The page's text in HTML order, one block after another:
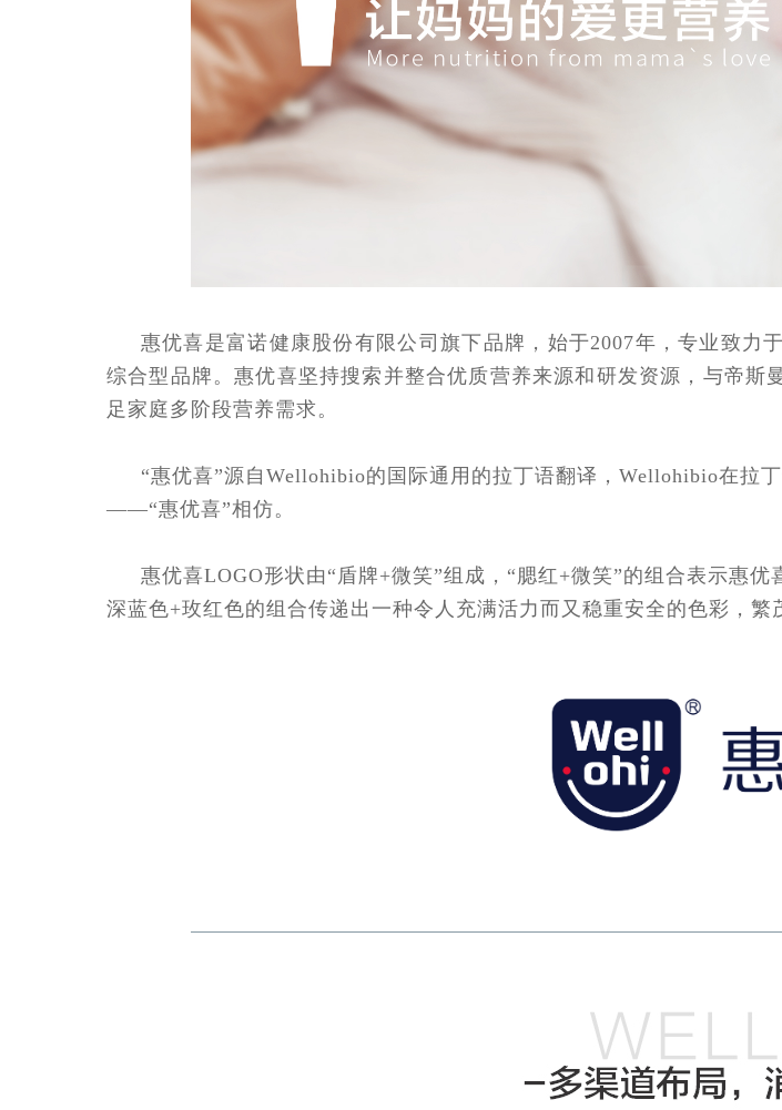
惠优喜是富诺健康股份有限公司旗下品牌，始于2007年，专业致
综合型品牌。惠优喜坚持搜索并整合优质营养来源和研发资源，与帝
足家庭多阶段营养需求。
“惠优喜”源自Wellohibio的国际通用的拉丁语翻译，Wellohibio在拉
——“惠优喜”相仿。
惠优喜LOGO形状由“盾牌+微笑”组成，“腮红+微笑”的组合表示惠
深蓝色+玫红色的组合传递出一种令人充满活力而又稳重安全的色彩，